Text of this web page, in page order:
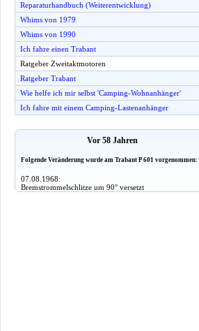
Reparaturhandbuch (Weiterentwicklung)
Whims von 1979
Whims von 1990
Ich fahre einen Trabant
Ratgeber Zweitaktmotoren
Ratgeber Trabant
Wie helfe ich mir selbst 'Camping-Wohnanhänger'
Ich fahre mit einem Camping-Lastenanhänger
Vor 58 Jahren
Folgende Veränderung wurde am Trabant P 601 vorgenommen:
07.08.1968:
Bremstrommelschlitze um 90° versetzt